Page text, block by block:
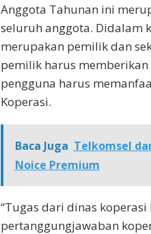
Anggota Tahunan ini
seluruh anggota. Didalam
merupakan pemilik dan
pemilik harus
pengguna harus
Koperasi.
Baca Juga Telkomsel
Noice Premium
“Tugas dari dinas
pertanggungjawaban